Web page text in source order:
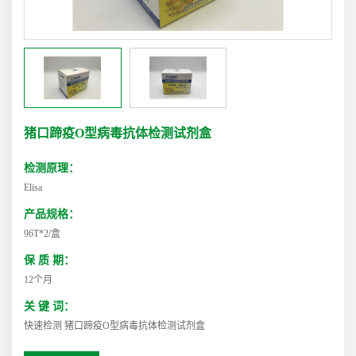
猪口蹄疫O型病毒抗体检测试剂盒
检测原理：
Elisa
产品规格：
96T*2/盒
保 质 期：
12个月
关 键 词：
快速检测 猪口蹄疫O型病毒抗体检测试剂盒